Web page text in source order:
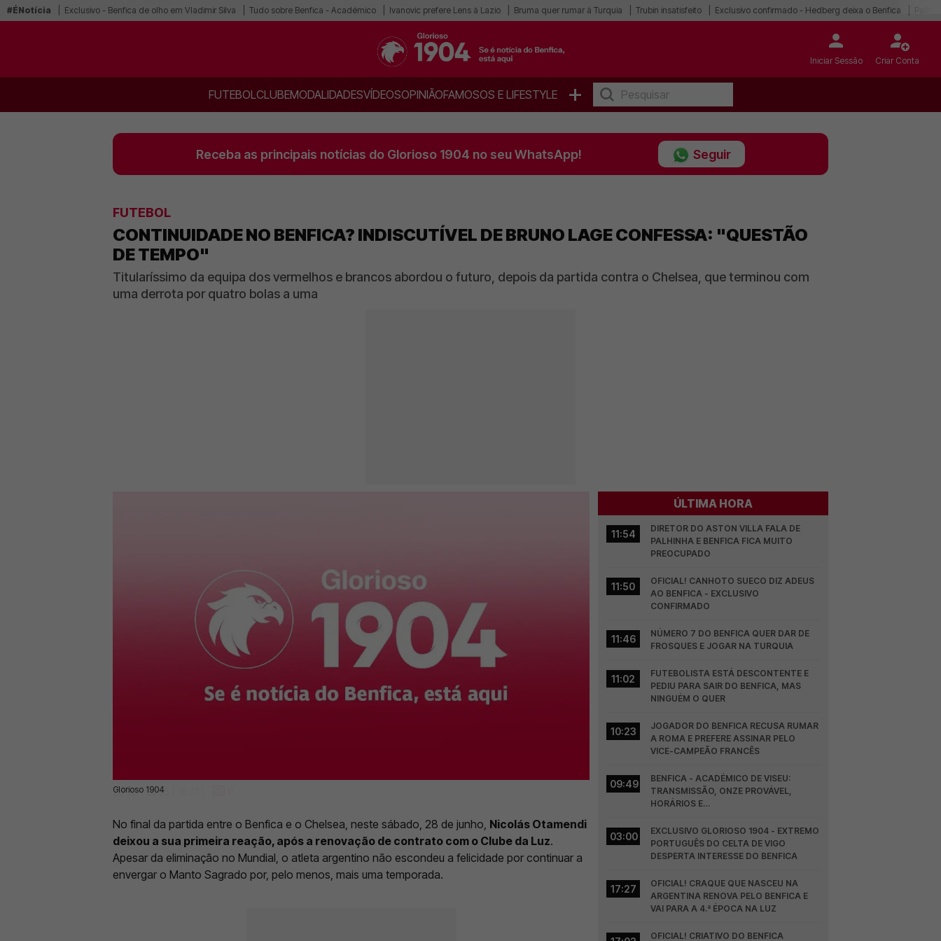
#ÉNotícia Exclusivo - Benfica de olho em Vladimir Silva Tudo sobre Benfica - Académico Ivanovic prefere Lens à Lazio Bruma quer rumar à Turquia Trubin insatisfeito Exclusivo confirmado - Hedberg deixa o Benfica
Iniciar Sessão Criar Conta
FUTEBOLCLUBEMODALIDADESVÍDEOSOPINIÃOFAMOSOS E LIFESTYLE +
Receba as principais notícias do Glorioso 1904 no seu WhatsApp! Seguir
FUTEBOL
CONTINUIDADE NO BENFICA? INDISCUTÍVEL DE BRUNO LAGE CONFESSA: "QUESTÃO
DE TEMPO"
Titularíssimo da equipa dos vermelhos e brancos abordou o futuro, depois da partida contra o Chelsea, que terminou com
uma derrota por quatro bolas a uma
Glorioso 1904
29 Jun 2025 | 16:21 |
No final da partida entre o Benfica e o Chelsea, neste sábado, 28 de junho, Nicolás Otamendi
deixou a sua primeira reação, após a renovação de contrato com o Clube da Luz.
Apesar da eliminação no Mundial, o atleta argentino não escondeu a felicidade por continuar a
envergar o Manto Sagrado por, pelo menos, mais uma temporada.
ÚLTIMA HORA
11:54
DIRETOR DO ASTON VILLA FALA DE
PALHINHA E BENFICA FICA MUITO
PREOCUPADO
11:50
OFICIAL! CANHOTO SUECO DIZ ADEUS
AO BENFICA - EXCLUSIVO
CONFIRMADO
11:46
NÚMERO 7 DO BENFICA QUER DAR DE
FROSQUES E JOGAR NA TURQUIA
11:02
FUTEBOLISTA ESTÁ DESCONTENTE E
PEDIU PARA SAIR DO BENFICA, MAS
NINGUÉM O QUER
10:23
JOGADOR DO BENFICA RECUSA RUMAR
A ROMA E PREFERE ASSINAR PELO
VICE-CAMPEÃO FRANCÊS
09:49
BENFICA - ACADÉMICO DE VISEU:
TRANSMISSÃO, ONZE PROVÁVEL,
HORÁRIOS E…
03:00
EXCLUSIVO GLORIOSO 1904 - EXTREMO
PORTUGUÊS DO CELTA DE VIGO
DESPERTA INTERESSE DO BENFICA
17:27
OFICIAL! CRAQUE QUE NASCEU NA
ARGENTINA RENOVA PELO BENFICA E
VAI PARA A 4.ª ÉPOCA NA LUZ
OFICIAL! CRIATIVO DO BENFICA